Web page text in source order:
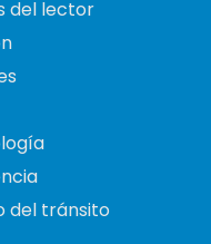
del lector
del tránsito